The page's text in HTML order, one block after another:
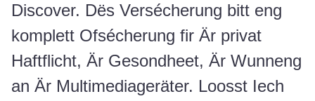
Discover. Dës Versécherung bitt eng
komplett Ofsécherung fir Är privat
Haftflicht, Är Gesondheet, Är Wunneng
an Är Multimediageräter. Loosst Iech